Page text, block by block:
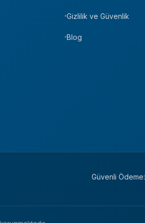
Gizlilik ve Güvenlik
Blog
Güvenli Ödeme: